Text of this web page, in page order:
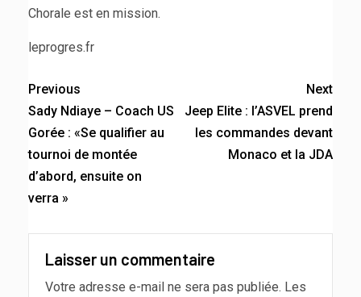
Chorale est en mission.
leprogres.fr
Previous
Sady Ndiaye – Coach US
Gorée : «Se qualifier au
tournoi de montée
d’abord, ensuite on
verra »
Next
Jeep Elite : l’ASVEL prend
les commandes devant
Monaco et la JDA
Laisser un commentaire
Votre adresse e-mail ne sera pas publiée. Les